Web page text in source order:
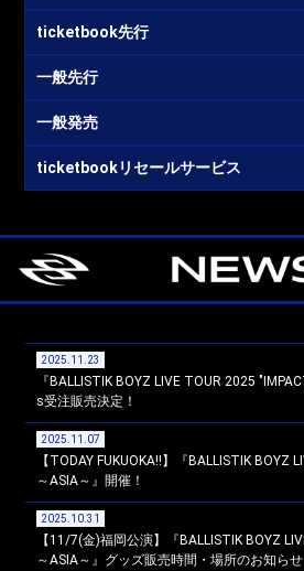
ticketbook先行
一般先行
一般発売
ticketbookリセールサービス
2025.11.23
『BALLISTIK BOYZ LIVE TOUR 2025
s受注販売決定！
2025.11.07
【TODAY FUKUOKA!!】『BALLISTIK BOYZ
～ASIA～』開催！
2025.10.31
【11/7(金)福岡公演】『BALLISTIK BOYZ
～ASIA～』グッズ販売時間・場所のお知らせ